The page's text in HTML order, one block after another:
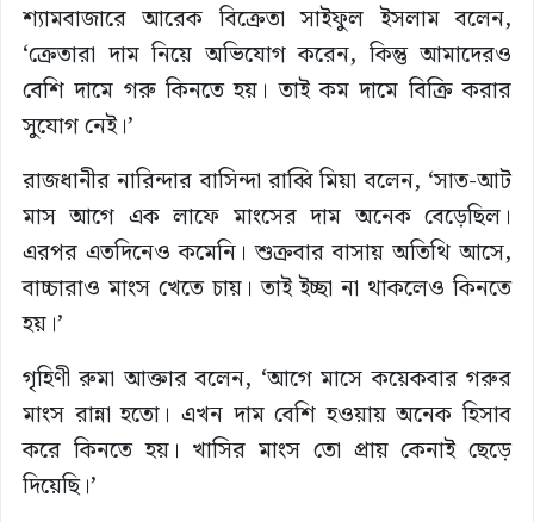
শ্যামবাজারে আরেক বিক্রেতা সাইফুল ইসলাম বলেন,
‘ক্রেতারা দাম নিয়ে অভিযোগ করেন, কিন্তু আমাদেরও
বেশি দামে গরু কিনতে হয়। তাই কম দামে বিক্রি করার
সুযোগ নেই।’
রাজধানীর নারিন্দার বাসিন্দা রাব্বি মিয়া বলেন, ‘সাত-আট
মাস আগে এক লাফে মাংসের দাম অনেক বেড়েছিল।
এরপর এতদিনেও কমেনি। শুক্রবার বাসায় অতিথি আসে,
বাচ্চারাও মাংস খেতে চায়। তাই ইচ্ছা না থাকলেও কিনতে
হয়।’
গৃহিণী রুমা আক্তার বলেন, ‘আগে মাসে কয়েকবার গরুর
মাংস রান্না হতো। এখন দাম বেশি হওয়ায় অনেক হিসাব
করে কিনতে হয়। খাসির মাংস তো প্রায় কেনাই ছেড়ে
দিয়েছি।’